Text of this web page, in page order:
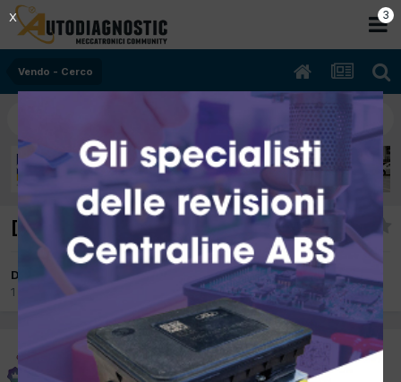
Vendo - Cerco
[CERCO] ABS vw golf 3
Da Autoriparazioni Andrea
1 Febbraio 2013
Vendo - Cerco
Autoriparazioni Andrea
Inviato 1 Febbraio 2013
3
X